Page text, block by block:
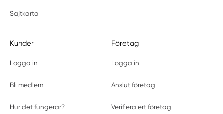
Sajtkarta
Kunder
Logga in
Bli medlem
Hur det fungerar?
Företag
Logga in
Anslut företag
Verifiera ert företag